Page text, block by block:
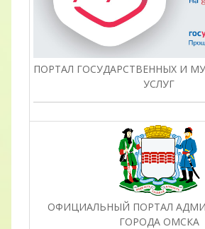
ПОРТАЛ ГОСУДАРСТВЕННЫХ И
УСЛУГ
ОФИЦИАЛЬНЫЙ ПОРТАЛ
ГОРОДА ОМСКА